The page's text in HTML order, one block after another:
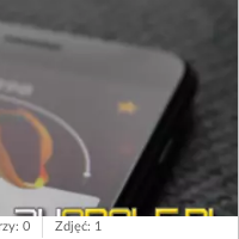
0 Zdjęć: 1